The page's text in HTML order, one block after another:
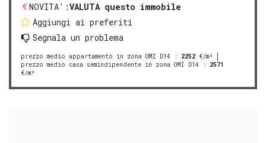
NOVITA':VALUTA questo immobile
Aggiungi ai preferiti
Segnala un problema
prezzo medio appartamento in zona OMI D14 : 2252 €/m²
prezzo medio casa semindipendente in zona OMI D14 : 2571
€/m²